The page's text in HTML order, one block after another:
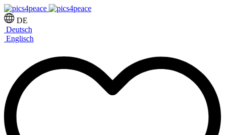
DE
Deutsch
Englisch